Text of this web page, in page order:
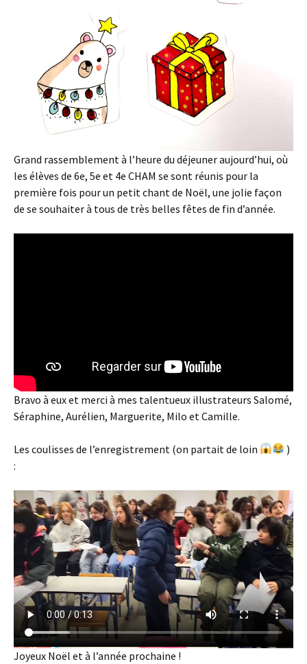
Grand rassemblement à l’heure du déjeuner aujourd’hui, où
les élèves de 6e, 5e et 4e CHAM se sont réunis pour la
première fois pour un petit chant de Noël, une jolie façon
de se souhaiter à tous de très belles fêtes de fin d’année.
Bravo à eux et merci à mes talentueux illustrateurs Salomé,
Séraphine, Aurélien, Marguerite, Milo et Camille.
Les coulisses de l’enregistrement (on partait de loin
)
:
Joyeux Noël et à l’année prochaine !